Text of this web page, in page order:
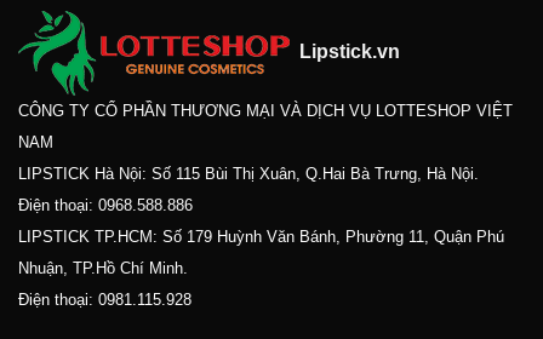
Lipstick.vn
CÔNG TY CỔ PHẦN THƯƠNG MẠI VÀ DỊCH VỤ LOTTESHOP VIỆT
NAM
LIPSTICK Hà Nội: Số 115 Bùi Thị Xuân, Q.Hai Bà Trưng, Hà Nội.
Điện thoại: 0968.588.886
LIPSTICK TP.HCM: Số 179 Huỳnh Văn Bánh, Phường 11, Quận Phú
Nhuận, TP.Hồ Chí Minh.
Điện thoại: 0981.115.928